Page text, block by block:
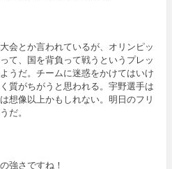
会とか言われているが、オリンピッ
て、国を背負って戦うというプレッ
うだ。チームに迷惑をかけてはいけ
質がちがうと思われる。宇野選手は
想像以上かもしれない。明日のフリ
だ。
強さですね！